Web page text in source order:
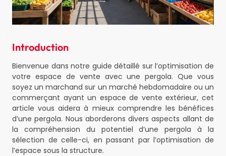
Introduction
Bienvenue dans notre guide détaillé sur l’optimisation de
votre espace de vente avec une pergola. Que vous
soyez un marchand sur un marché hebdomadaire ou un
commerçant ayant un espace de vente extérieur, cet
article vous aidera à mieux comprendre les bénéfices
d’une pergola. Nous aborderons divers aspects allant de
la compréhension du potentiel d’une pergola à la
sélection de celle-ci, en passant par l’optimisation de
l’espace sous la structure.